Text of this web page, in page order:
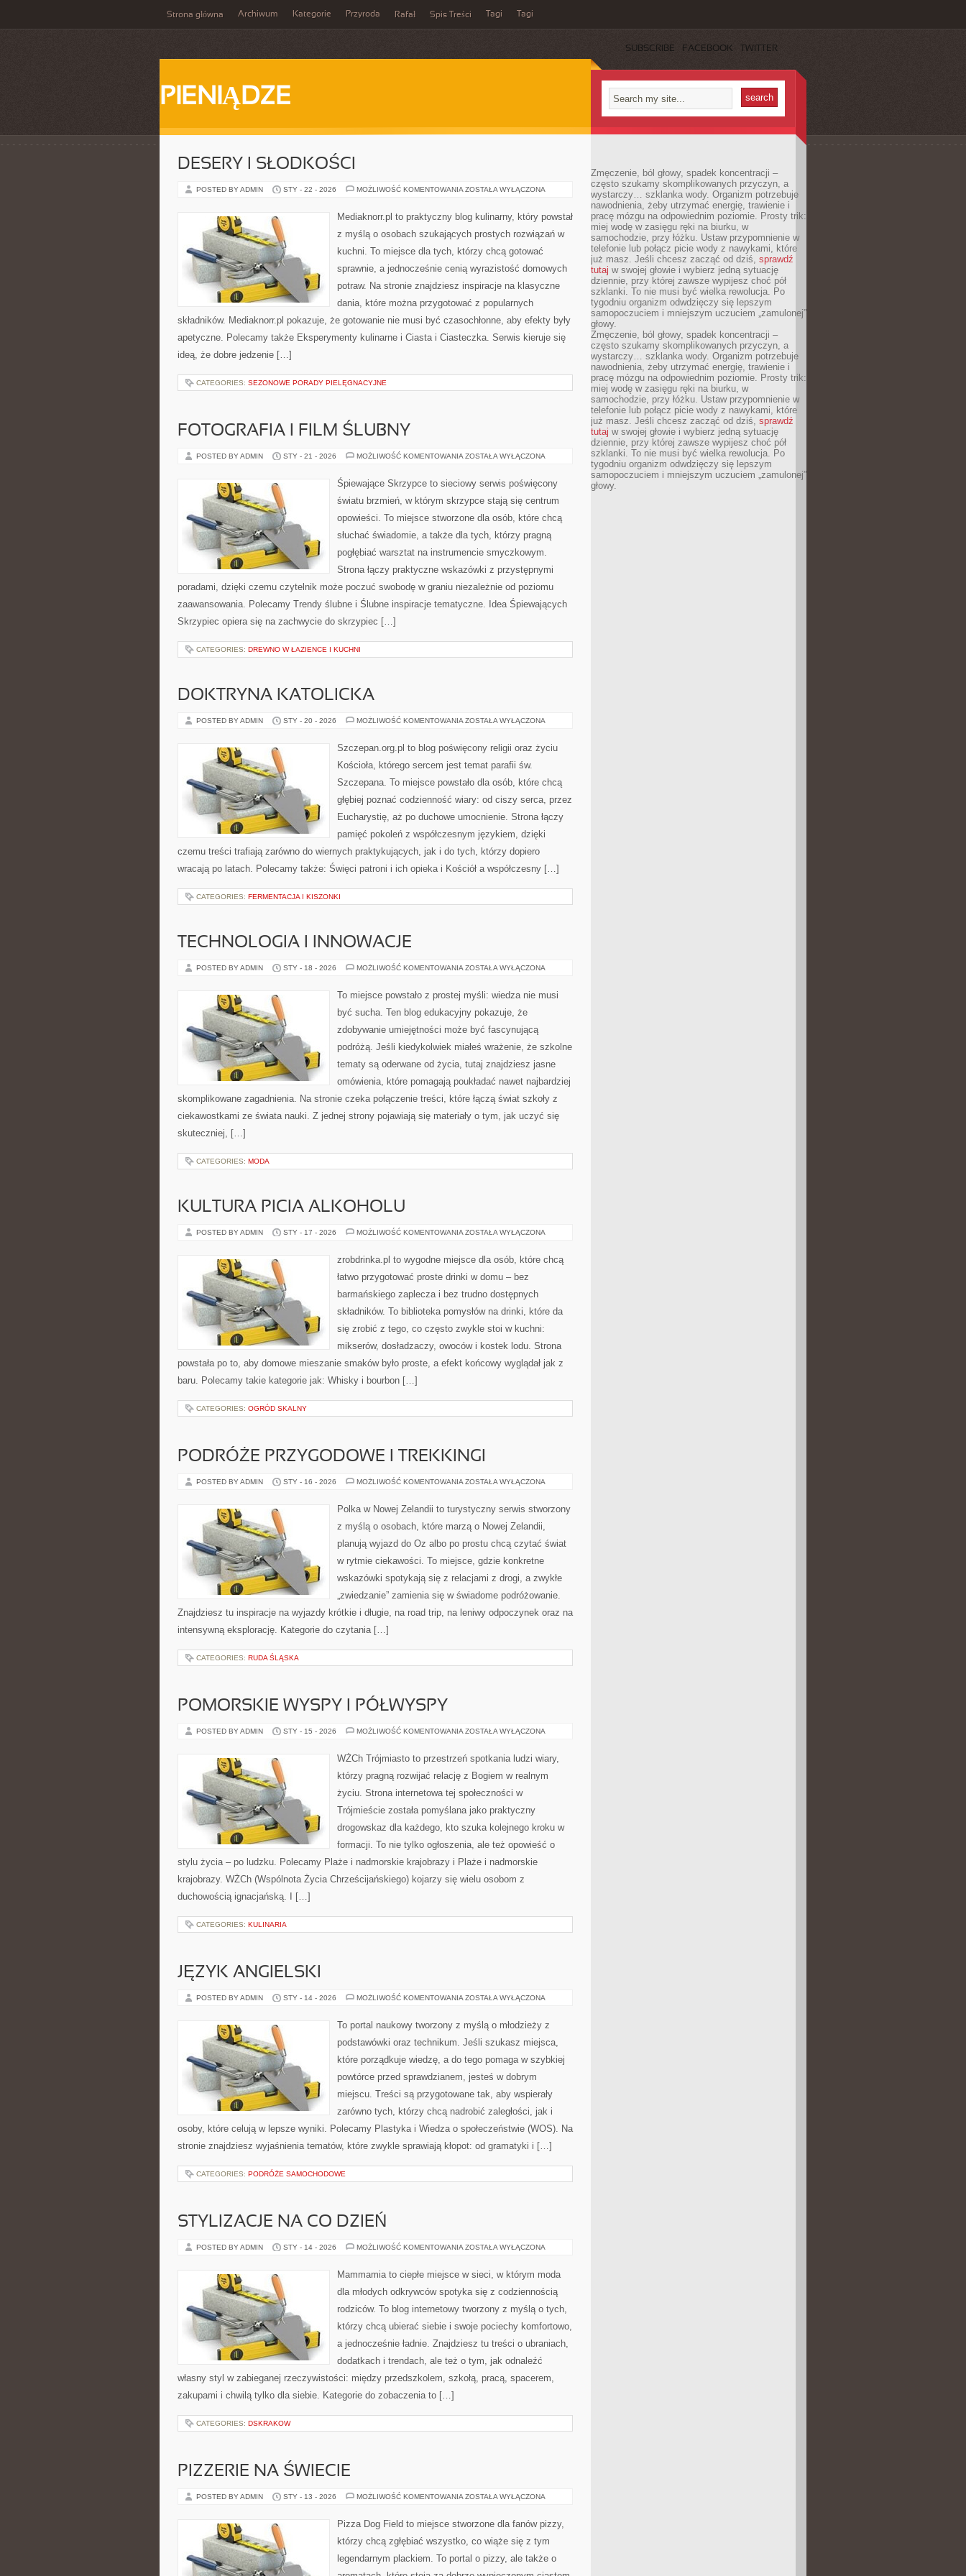
Strona główna Archiwum Kategorie Przyroda Rafał Spis Treści Tagi Tagi
SUBSCRIBE FACEBOOK TWITTER
PIENIĄDZE
DESERY I SŁODKOŚCI
POSTED BY ADMIN STY - 22 - 2026 MOŻLIWOŚĆ KOMENTOWANIA DESERY
ZOSTAŁA WYŁĄCZONA
Mediaknorr.pl to praktyczny blog kulinarny, który powstał
z myślą o osobach szukających prostych rozwiązań w
kuchni. To miejsce dla tych, którzy chcą gotować
sprawnie, a jednocześnie cenią wyrazistość domowych
potraw. Na stronie znajdziesz inspiracje na klasyczne
dania, które można przygotować z popularnych
składników. Mediaknorr.pl pokazuje, że gotowanie nie musi być czasochłonne, aby efekty były
apetyczne. Polecamy także Eksperymenty kulinarne i Ciasta i Ciasteczka. Serwis kieruje się
ideą, że dobre jedzenie […]
CATEGORIES: SEZONOWE PORADY PIELĘGNACYJNE
FOTOGRAFIA I FILM ŚLUBNY
POSTED BY ADMIN STY - 21 - 2026 MOŻLIWOŚĆ KOMENTOWANIA FOTOGRAFIA
ZOSTAŁA WYŁĄCZONA
Śpiewające Skrzypce to sieciowy serwis poświęcony
światu brzmień, w którym skrzypce stają się centrum
opowieści. To miejsce stworzone dla osób, które chcą
słuchać świadomie, a także dla tych, którzy pragną
pogłębiać warsztat na instrumencie smyczkowym.
Strona łączy praktyczne wskazówki z przystępnymi
poradami, dzięki czemu czytelnik może poczuć swobodę w graniu niezależnie od poziomu
zaawansowania. Polecamy Trendy ślubne i Ślubne inspiracje tematyczne. Idea Śpiewających
Skrzypiec opiera się na zachwycie do skrzypiec […]
CATEGORIES: DREWNO W ŁAZIENCE I KUCHNI
DOKTRYNA KATOLICKA
POSTED BY ADMIN STY - 20 - 2026 MOŻLIWOŚĆ KOMENTOWANIA DOKTRYNA
ZOSTAŁA WYŁĄCZONA
Szczepan.org.pl to blog poświęcony religii oraz życiu
Kościoła, którego sercem jest temat parafii św.
Szczepana. To miejsce powstało dla osób, które chcą
głębiej poznać codzienność wiary: od ciszy serca, przez
Eucharystię, aż po duchowe umocnienie. Strona łączy
pamięć pokoleń z współczesnym językiem, dzięki
czemu treści trafiają zarówno do wiernych praktykujących, jak i do tych, którzy dopiero
wracają po latach. Polecamy także: Święci patroni i ich opieka i Kościół a współczesny […]
CATEGORIES: FERMENTACJA I KISZONKI
TECHNOLOGIA I INNOWACJE
POSTED BY ADMIN STY - 18 - 2026 MOŻLIWOŚĆ KOMENTOWANIA TECHNOLOGIA
ZOSTAŁA WYŁĄCZONA
To miejsce powstało z prostej myśli: wiedza nie musi
być sucha. Ten blog edukacyjny pokazuje, że
zdobywanie umiejętności może być fascynującą
podróżą. Jeśli kiedykolwiek miałeś wrażenie, że szkolne
tematy są oderwane od życia, tutaj znajdziesz jasne
omówienia, które pomagają poukładać nawet najbardziej
skomplikowane zagadnienia. Na stronie czeka połączenie treści, które łączą świat szkoły z
ciekawostkami ze świata nauki. Z jednej strony pojawiają się materiały o tym, jak uczyć się
skuteczniej, […]
CATEGORIES: MODA
KULTURA PICIA ALKOHOLU
POSTED BY ADMIN STY - 17 - 2026 MOŻLIWOŚĆ KOMENTOWANIA KULTURA
ZOSTAŁA WYŁĄCZONA
zrobdrinka.pl to wygodne miejsce dla osób, które chcą
łatwo przygotować proste drinki w domu – bez
barmańskiego zaplecza i bez trudno dostępnych
składników. To biblioteka pomysłów na drinki, które da
się zrobić z tego, co często zwykle stoi w kuchni:
mikserów, dosładzaczy, owoców i kostek lodu. Strona
powstała po to, aby domowe mieszanie smaków było proste, a efekt końcowy wyglądał jak z
baru. Polecamy takie kategorie jak: Whisky i bourbon […]
CATEGORIES: OGRÓD SKALNY
PODRÓŻE PRZYGODOWE I TREKKINGI
POSTED BY ADMIN STY - 16 - 2026 MOŻLIWOŚĆ KOMENTOWANIA PODRÓŻE
TREKKINGI
ZOSTAŁA WYŁĄCZONA
Polka w Nowej Zelandii to turystyczny serwis stworzony
z myślą o osobach, które marzą o Nowej Zelandii,
planują wyjazd do Oz albo po prostu chcą czytać świat
w rytmie ciekawości. To miejsce, gdzie konkretne
wskazówki spotykają się z relacjami z drogi, a zwykłe
„zwiedzanie” zamienia się w świadome podróżowanie.
Znajdziesz tu inspiracje na wyjazdy krótkie i długie, na road trip, na leniwy odpoczynek oraz na
intensywną eksplorację. Kategorie do czytania […]
CATEGORIES: RUDA ŚLĄSKA
POMORSKIE WYSPY I PÓŁWYSPY
POSTED BY ADMIN STY - 15 - 2026 MOŻLIWOŚĆ KOMENTOWANIA POMORSKIE
PÓŁWYSPY
ZOSTAŁA WYŁĄCZONA
WŻCh Trójmiasto to przestrzeń spotkania ludzi wiary,
którzy pragną rozwijać relację z Bogiem w realnym
życiu. Strona internetowa tej społeczności w
Trójmieście została pomyślana jako praktyczny
drogowskaz dla każdego, kto szuka kolejnego kroku w
formacji. To nie tylko ogłoszenia, ale też opowieść o
stylu życia – po ludzku. Polecamy Plaże i nadmorskie krajobrazy i Plaże i nadmorskie
krajobrazy. WŻCh (Wspólnota Życia Chrześcijańskiego) kojarzy się wielu osobom z
duchowością ignacjańską. I […]
CATEGORIES: KULINARIA
JĘZYK ANGIELSKI
POSTED BY ADMIN STY - 14 - 2026 MOŻLIWOŚĆ KOMENTOWANIA JĘZYK
ZOSTAŁA WYŁĄCZONA
To portal naukowy tworzony z myślą o młodzieży z
podstawówki oraz technikum. Jeśli szukasz miejsca,
które porządkuje wiedzę, a do tego pomaga w szybkiej
powtórce przed sprawdzianem, jesteś w dobrym
miejscu. Treści są przygotowane tak, aby wspierały
zarówno tych, którzy chcą nadrobić zaległości, jak i
osoby, które celują w lepsze wyniki. Polecamy Plastyka i Wiedza o społeczeństwie (WOS). Na
stronie znajdziesz wyjaśnienia tematów, które zwykle sprawiają kłopot: od gramatyki i […]
CATEGORIES: PODRÓŻE SAMOCHODOWE
STYLIZACJE NA CO DZIEŃ
POSTED BY ADMIN STY - 14 - 2026 MOŻLIWOŚĆ KOMENTOWANIA STYLIZACJE
DZIEŃ
ZOSTAŁA WYŁĄCZONA
Mammamia to ciepłe miejsce w sieci, w którym moda
dla młodych odkrywców spotyka się z codziennością
rodziców. To blog internetowy tworzony z myślą o tych,
którzy chcą ubierać siebie i swoje pociechy komfortowo,
a jednocześnie ładnie. Znajdziesz tu treści o ubraniach,
dodatkach i trendach, ale też o tym, jak odnaleźć
własny styl w zabieganej rzeczywistości: między przedszkolem, szkołą, pracą, spacerem,
zakupami i chwilą tylko dla siebie. Kategorie do zobaczenia to […]
CATEGORIES: DSKRAKOW
PIZZERIE NA ŚWIECIE
POSTED BY ADMIN STY - 13 - 2026 MOŻLIWOŚĆ KOMENTOWANIA PIZZERIE
ZOSTAŁA WYŁĄCZONA
Pizza Dog Field to miejsce stworzone dla fanów pizzy,
którzy chcą zgłębiać wszystko, co wiąże się z tym
legendarnym plackiem. To portal o pizzy, ale także o
Zmęczenie, ból głowy, spadek koncentracji –
często szukamy skomplikowanych przyczyn, a
wystarczy… szklanka wody. Organizm potrzebuje
nawodnienia, żeby utrzymać energię, trawienie i
pracę mózgu na odpowiednim poziomie. Prosty trik:
miej wodę w zasięgu ręki na biurku, w
samochodzie, przy łóżku. Ustaw przypomnienie w
telefonie lub połącz picie wody z nawykami, które
już masz. Jeśli chcesz zacząć od dziś, sprawdź
tutaj w swojej głowie i wybierz jedną sytuację
dziennie, przy której zawsze wypijesz choć pół
szklanki. To nie musi być wielka rewolucja. Po
tygodniu organizm odwdzięczy się lepszym
samopoczuciem i mniejszym uczuciem „zamulonej”
głowy.
Zmęczenie, ból głowy, spadek koncentracji –
często szukamy skomplikowanych przyczyn, a
wystarczy… szklanka wody. Organizm potrzebuje
nawodnienia, żeby utrzymać energię, trawienie i
pracę mózgu na odpowiednim poziomie. Prosty trik:
miej wodę w zasięgu ręki na biurku, w
samochodzie, przy łóżku. Ustaw przypomnienie w
telefonie lub połącz picie wody z nawykami, które
już masz. Jeśli chcesz zacząć od dziś, sprawdź
tutaj w swojej głowie i wybierz jedną sytuację
dziennie, przy której zawsze wypijesz choć pół
szklanki. To nie musi być wielka rewolucja. Po
tygodniu organizm odwdzięczy się lepszym
samopoczuciem i mniejszym uczuciem „zamulonej”
głowy.